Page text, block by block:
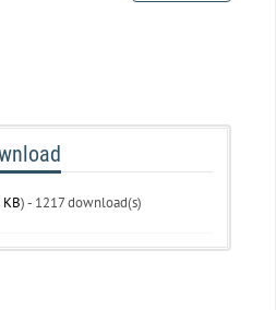
) - 1217 download(s)